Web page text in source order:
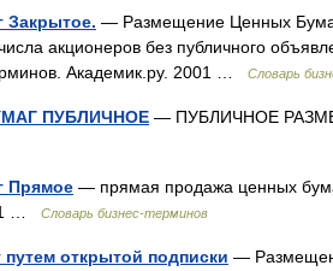
Закрытое. — Размещение Ценных
акционеров без публичного
Академик.ру. 2001 …
Словарь
ПУБЛИЧНОЕ — ПУБЛИЧНОЕ
Прямое — прямая продажа ценных
…
Словарь бизнес-терминов
открытой подписки —